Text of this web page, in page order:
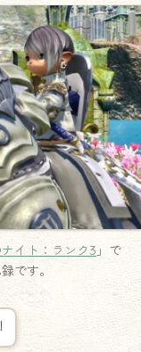
イト：ランク3 」で
です。